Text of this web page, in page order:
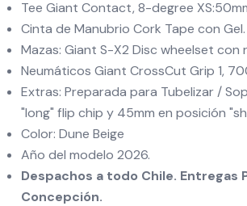
Tee Giant Contact, 8-degree
Cinta de Manubrio Cork Tape con Gel.
Mazas: Giant S-X2 Disc wheelset
Neumáticos Giant CrossCut Grip 1,
Extras: Preparada para Tubelizar /
"long" flip chip y 45mm en posición
Color: Dune Beige
Año del modelo 2026.
Despachos a todo Chile.
Concepción.